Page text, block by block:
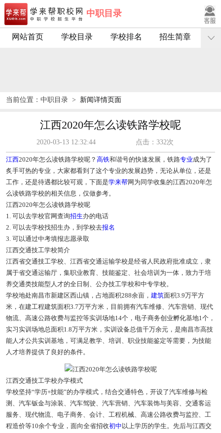
中职目录
网站首页 学校目录 学校排名 招生简章
当前位置： 中职目录 > 新闻详情页面
江西2020年怎么读铁路学校呢
2020-03-13 12:32:44 点击：332次
江西2020年怎么读铁路学校呢？ 高铁和谐号的快速发展，铁路专业成为了
炙手可热的专业，大家都看到了这个专业的发展趋势，无论从单位，还是
工作，还是待遇都比较可观，下面是学来帮网为同学收集的江西2020年怎
么读铁路学校的相关信息，仅做参考。
江西2020年怎么读铁路学校呢
1. 可以去学校官网查询招生办的电话
2. 可以去学校找招生办，到学校去报名
3. 可以通过中考填报志愿录取
江西交通技工学校简介
江西省交通技工学校、江西省交通运输学校是经省人民政府批准成立，隶
属于省交通运输厅，集职业教育、技能鉴定、社会培训为一体，致力于培
养交通类技能型人才的全日制、公办技工学校和中专学校。
学校地处南昌市新建区西山镇，占地面积288余亩， 建筑面积3.9万平方
米，在建工程建筑面积3.7万平方米，目前拥有汽车维修、汽车营销、现代
物流、高速公路收费与监控等实训场地14个，电子商务创业孵化基地1个，
实习实训场地总面积1.8万平方米，实训设备总值千万余元，是南昌市高技
能人才公共实训基地，可满足教学、培训、职业技能鉴定等需要，为技能
人才培养提供了良好的条件。
江西交通技工学校办学模式
学校坚持“学历+技能”的办学模式，结合交通特色，开设了汽车维修与检
测、汽车钣金与涂装、汽车驾驶、汽车营销、汽车装饰与美容、交通客运
服务、现代物流、电子商务、会计、工程机械、高速公路收费与监控、工
程造价等10余个专业，面向全省招收初中 以上学历的学生。先后与江西交